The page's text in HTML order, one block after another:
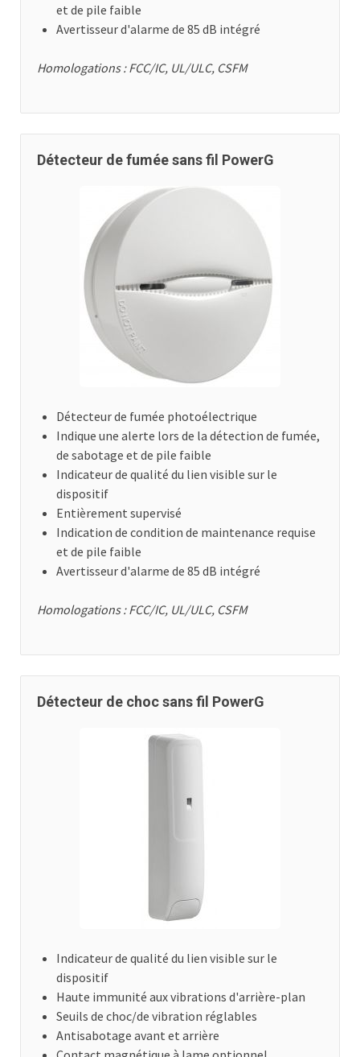
et de pile faible
Avertisseur d'alarme de 85 dB intégré
Homologations : FCC/IC, UL/ULC, CSFM
Détecteur de fumée sans fil PowerG
Détecteur de fumée photoélectrique
Indique une alerte lors de la détection de fumée,
de sabotage et de pile faible
Indicateur de qualité du lien visible sur le
dispositif
Entièrement supervisé
Indication de condition de maintenance requise
et de pile faible
Avertisseur d'alarme de 85 dB intégré
Homologations : FCC/IC, UL/ULC, CSFM
Détecteur de choc sans fil PowerG
Indicateur de qualité du lien visible sur le
dispositif
Haute immunité aux vibrations d'arrière-plan
Seuils de choc/de vibration réglables
Antisabotage avant et arrière